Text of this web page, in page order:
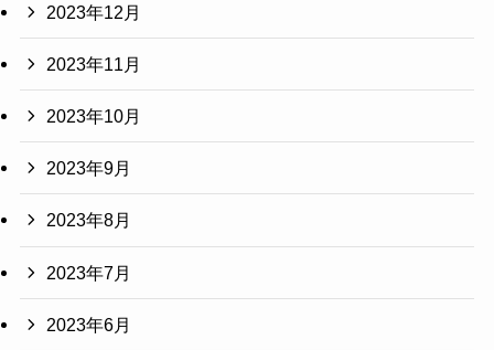
2023年12月
2023年11月
2023年10月
2023年9月
2023年8月
2023年7月
2023年6月